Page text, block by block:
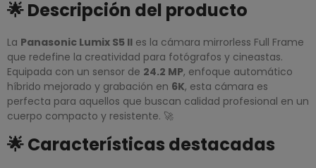
🌟 Descripción del producto
La Panasonic Lumix S5 II es la cámara mirrorless Full Frame
que redefine la creatividad para fotógrafos y cineastas.
Equipada con un sensor de 24.2 MP, enfoque automático
híbrido mejorado y grabación en 6K, esta cámara es
perfecta para aquellos que buscan calidad profesional en un
cuerpo compacto y resistente. 🚀
🌟 Características destacadas